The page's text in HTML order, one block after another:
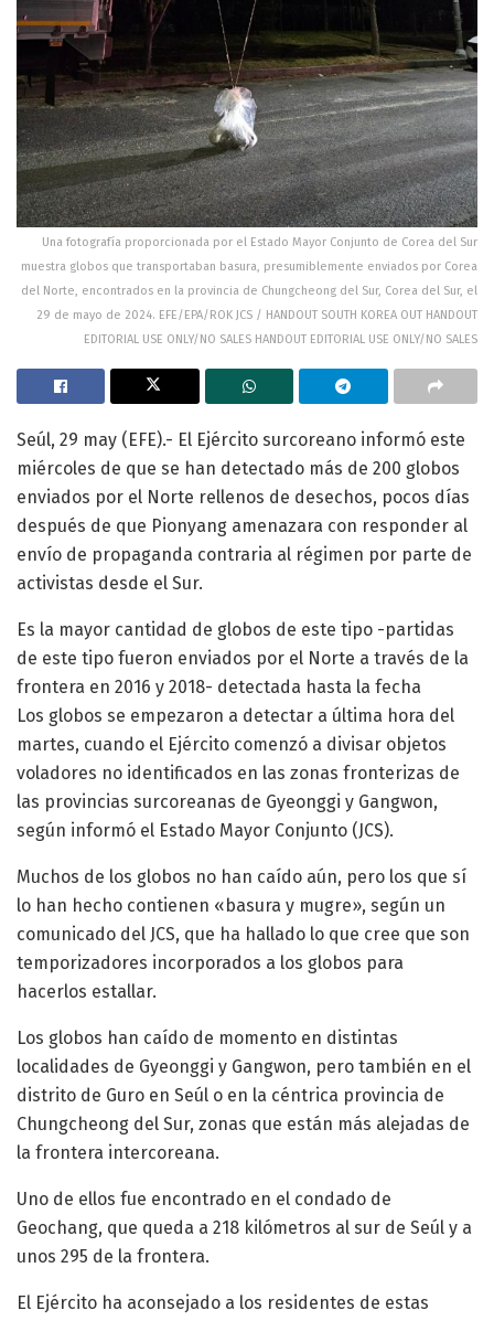
Una fotografía proporcionada por el Estado Mayor Conjunto de Corea del Sur
muestra globos que transportaban basura, presumiblemente enviados por Corea
del Norte, encontrados en la provincia de Chungcheong del Sur, Corea del Sur, el
29 de mayo de 2024. EFE/EPA/ROK JCS / HANDOUT SOUTH KOREA OUT HANDOUT
EDITORIAL USE ONLY/NO SALES HANDOUT EDITORIAL USE ONLY/NO SALES
Seúl, 29 may (EFE).- El Ejército surcoreano informó este
miércoles de que se han detectado más de 200 globos
enviados por el Norte rellenos de desechos, pocos días
después de que Pionyang amenazara con responder al
envío de propaganda contraria al régimen por parte de
activistas desde el Sur.
Es la mayor cantidad de globos de este tipo -partidas
de este tipo fueron enviados por el Norte a través de la
frontera en 2016 y 2018- detectada hasta la fecha
Los globos se empezaron a detectar a última hora del
martes, cuando el Ejército comenzó a divisar objetos
voladores no identificados en las zonas fronterizas de
las provincias surcoreanas de Gyeonggi y Gangwon,
según informó el Estado Mayor Conjunto (JCS).
Muchos de los globos no han caído aún, pero los que sí
lo han hecho contienen «basura y mugre», según un
comunicado del JCS, que ha hallado lo que cree que son
temporizadores incorporados a los globos para
hacerlos estallar.
Los globos han caído de momento en distintas
localidades de Gyeonggi y Gangwon, pero también en el
distrito de Guro en Seúl o en la céntrica provincia de
Chungcheong del Sur, zonas que están más alejadas de
la frontera intercoreana.
Uno de ellos fue encontrado en el condado de
Geochang, que queda a 218 kilómetros al sur de Seúl y a
unos 295 de la frontera.
El Ejército ha aconsejado a los residentes de estas